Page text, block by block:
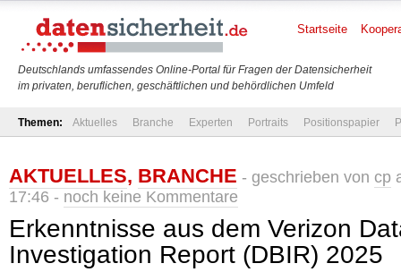
Deutschlands umfassendes Online-Portal für Fragen der Datensicherheit
im privaten, beruflichen, geschäftlichen und behördlichen Umfeld
Startseite
Themen: Aktuelles Branche Experten Portraits Positionspapier
AKTUELLES, BRANCHE - geschrieben von cp
17:46 - noch keine Kommentare
Erkenntnisse aus dem Verizon
Investigation Report (DBIR) 2025